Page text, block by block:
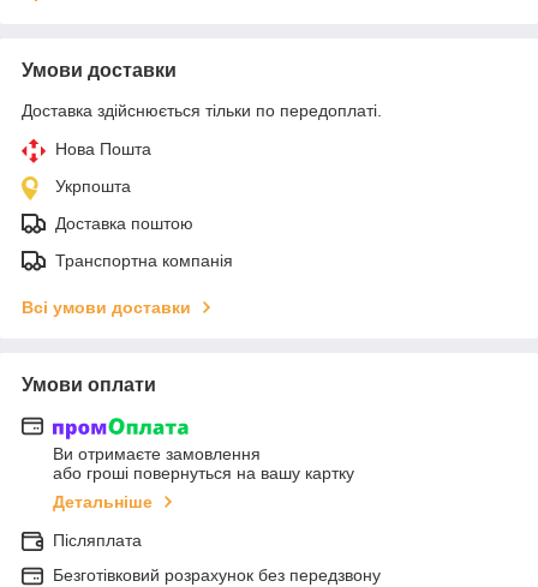
Умови доставки
Доставка здійснюється тільки по передоплаті.
Нова Пошта
Укрпошта
Доставка поштою
Транспортна компанія
Всі умови доставки
Умови оплати
Ви отримаєте замовлення
або гроші повернуться на вашу картку
Детальніше
Післяплата
Безготівковий розрахунок без передзвону